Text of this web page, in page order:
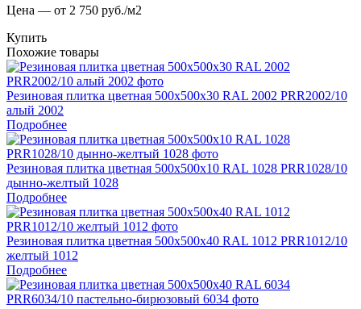
Цена — от 2 750 руб./м2
Купить
Похожие товары
Резиновая плитка цветная 500х500х30 RAL 2002 PRR2002/10
алый 2002
Подробнее
Резиновая плитка цветная 500х500х10 RAL 1028 PRR1028/10
дынно-желтый 1028
Подробнее
Резиновая плитка цветная 500х500х40 RAL 1012 PRR1012/10
желтый 1012
Подробнее